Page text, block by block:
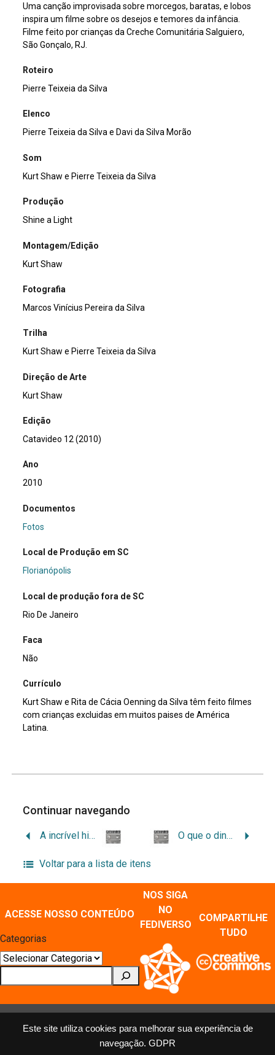
Este site utiliza cookies para melhorar sua experiência de
navegação. GDPR
Uma canção improvisada sobre morcegos, baratas, e lobos
inspira um filme sobre os desejos e temores da infância.
Filme feito por crianças da Creche Comunitária Salguiero,
São Gonçalo, RJ.
Roteiro
Pierre Teixeia da Silva
Elenco
Pierre Teixeia da Silva e Davi da Silva Morão
Som
Kurt Shaw e Pierre Teixeia da Silva
Produção
Shine a Light
Montagem/Edição
Kurt Shaw
Fotografia
Marcos Vinícius Pereira da Silva
Trilha
Kurt Shaw e Pierre Teixeia da Silva
Direção de Arte
Kurt Shaw
Edição
Catavideo 12 (2010)
Ano
2010
Documentos
Fotos
Local de Produção em SC
Florianópolis
Local de produção fora de SC
Rio De Janeiro
Faca
Não
Currículo
Kurt Shaw e Rita de Cácia Oenning da Silva têm feito filmes
com crianças excluidas em muitos paises de América
Latina.
Continuar navegando
A incrível historia da vovozinha e o lobo mau O que o dinheiro faz
Voltar para a lista de itens
ACESSE NOSSO CONTEÚDO
Categorias
NOS SIGA
NO
FEDIVERSO
COMPARTILHE
TUDO
MÍDIAS SOCIAIS E REPOSITÓRIOS